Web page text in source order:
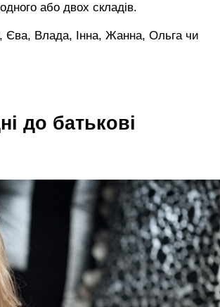
або двох складів.
Єва, Влада, Інна, Жанна, Ольга чи
до батькові